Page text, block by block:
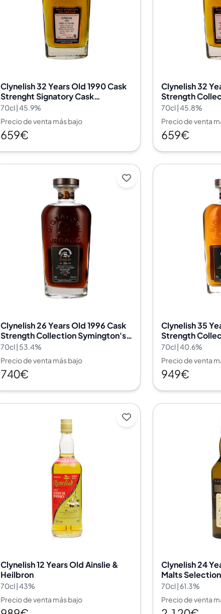
Clynelish 32 Years Old 1990 Cask
Strenght Signatory Cask
Signatory Vintage 3478 & 3482
70cl | 45.9%
Precio de venta más bajo
659€
Clynelish 32
Strength
Vintage 3507
70cl | 45.8%
Precio de venta
659€
Clynelish 26 Years Old 1996 Cask
Strength Collection Symington's
Choice Signatory Vintage 11383
70cl | 53.4%
Precio de venta más bajo
740€
Clynelish 35
Strength
Choice
70cl | 40.6%
Precio de venta
949€
Clynelish 12 Years Old Ainslie &
Heilbron
70cl | 43%
Precio de venta más bajo
Clynelish 24
Malts Selection
70cl | 61.3%
Precio de venta